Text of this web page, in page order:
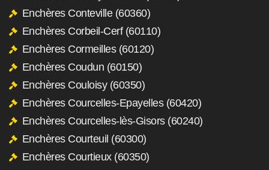
Enchères Conteville (60360)
Enchères Corbeil-Cerf (60110)
Enchères Cormeilles (60120)
Enchères Coudun (60150)
Enchères Couloisy (60350)
Enchères Courcelles-Epayelles (60420)
Enchères Courcelles-lès-Gisors (60240)
Enchères Courteuil (60300)
Enchères Courtieux (60350)